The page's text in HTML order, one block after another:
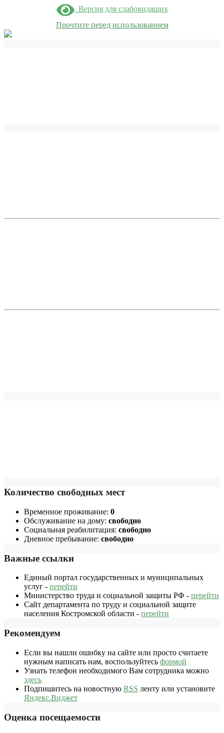
Версия для слабовидящих
Прочтите перед использованием
Количество свободных мест
Временное проживание: 0
Обслуживание на дому: свободно
Социальная реабилитация: свободно
Дневное пребывание: свободно
Важные ссылки
Единый портал государственных и муниципальных
услуг - перейти
Министерство труда и социальной защиты РФ - перейти
Сайт департамента по труду и социальной защите
населения Костромской области - перейти
Рекомендуем
Если вы нашли ошибку на сайте или просто считаете
нужным написать нам, воспользуйтесь формой
Узнать телефон необходимого Вам сотрудника можно
здесь
Подпишитесь на новостную RSS ленту или установите
Яндекс.Виджет
Оценка посещаемости